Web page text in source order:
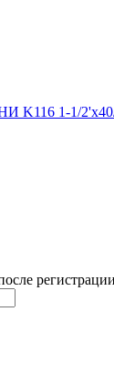
K116 1-1/
регистрации